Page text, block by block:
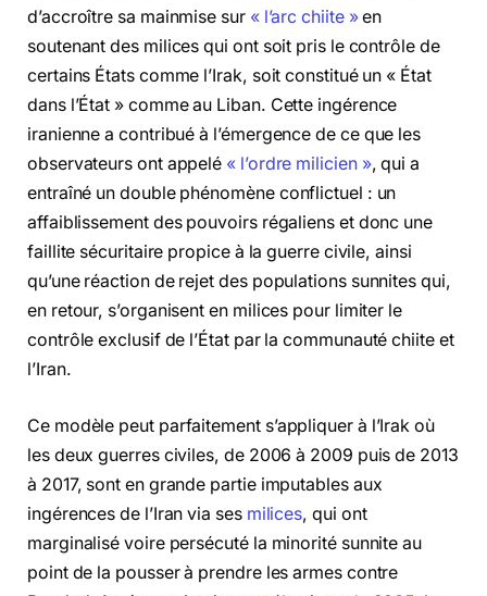
d’accroître sa mainmise sur « l’arc chiite »en
soutenant des milices qui ont soit pris le contrôle de
certains États comme l’Irak, soit constitué un « État
dans l’État » comme au Liban. Cette ingérence
iranienne a contribué à l’émergence de ce que les
observateurs ont appelé « l’ordre milicien », qui a
entraîné un double phénomène conflictuel : un
affaiblissement des pouvoirs régaliens et donc une
faillite sécuritaire propice à la guerre civile, ainsi
qu’une réaction de rejet des populations sunnites qui,
en retour, s’organisent en milices pour limiter le
contrôle exclusif de l’État par la communauté chiite et
l’Iran.
Ce modèle peut parfaitement s’appliquer à l’Irak où
les deux guerres civiles, de 2006 à 2009 puis de 2013
à 2017, sont en grande partie imputables aux
ingérences de l’Iran via ses milices, qui ont
marginalisé voire persécuté la minorité sunnite au
point de la pousser à prendre les armes contre